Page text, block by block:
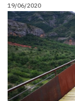
19/06/2020